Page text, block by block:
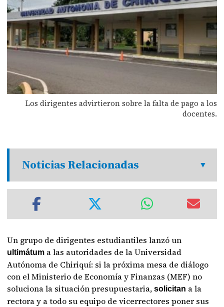
Los dirigentes advirtieron sobre la falta de pago a los
docentes.
Noticias Relacionadas
Un grupo de dirigentes estudiantiles lanzó un
ultimátum a las autoridades de la Universidad
Autónoma de Chiriquí: si la próxima mesa de diálogo
con el Ministerio de Economía y Finanzas (MEF) no
soluciona la situación presupuestaria,solicitan a la
rectora y a todo su equipo de vicerrectores poner sus